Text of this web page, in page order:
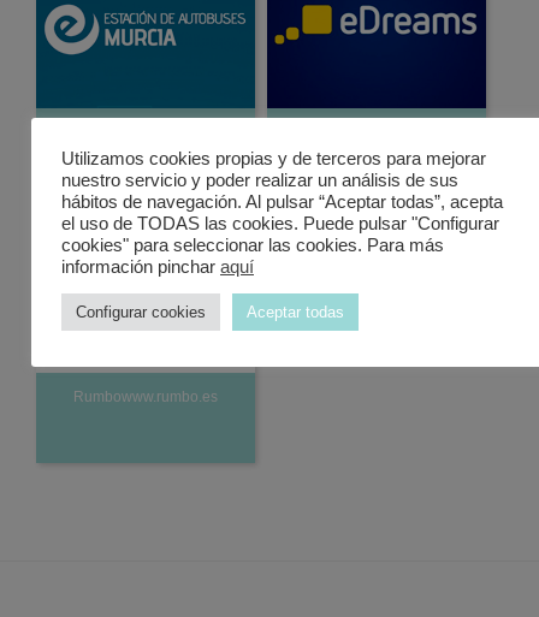
Rumbowww.rumbo.es
Utilizamos cookies propias y de terceros para mejorar
nuestro servicio y poder realizar un análisis de sus
hábitos de navegación. Al pulsar “Aceptar todas”, acepta
el uso de TODAS las cookies. Puede pulsar "Configurar
cookies" para seleccionar las cookies. Para más
información pinchar aquí
Configurar cookies Aceptar todas